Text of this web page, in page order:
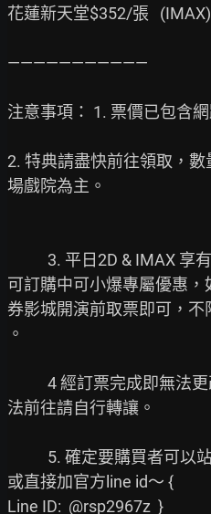
花蓮新天堂$352/張   (IMAX)
———————————
注意事項： 1. 票價已包含
2. 特典請盡快前往領取，
場戲院為主。
可訂購中可小爆專屬優惠
券影城開演前取票即可，不
。
法前往請自行轉讓。
或直接加官方line id～ {
Line ID:  @rsp2967z  }